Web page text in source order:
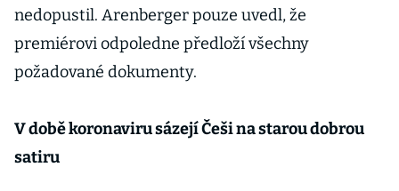
nedopustil. Arenberger pouze uvedl, že
premiérovi odpoledne předloží všechny
požadované dokumenty.
V době koronaviru sázejí Češi na starou dobrou
satiru